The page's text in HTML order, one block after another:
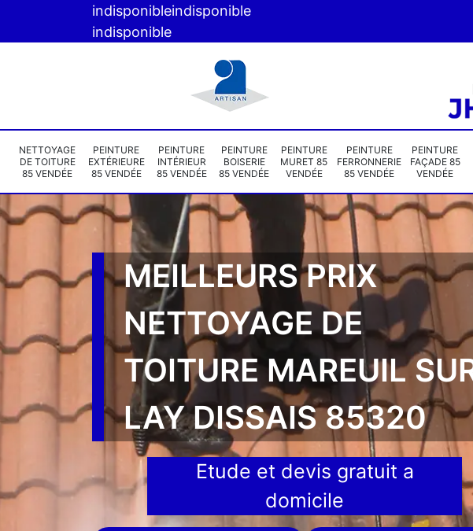
indisponibleindisponible
indisponible
NETTOYAGE
DE TOITURE
85 VENDÉE
PEINTURE
EXTÉRIEURE
85 VENDÉE
PEINTURE
INTÉRIEUR
85 VENDÉE
PEINTURE
BOISERIE
85 VENDÉE
PEINTURE
MURET 85
VENDÉE
PEINTURE
FERRONNERIE
85 VENDÉE
PEINTURE
FAÇADE 85
VENDÉE
MEILLEURS PRIX
NETTOYAGE DE
TOITURE MAREUIL
LAY DISSAIS 85320
Etude et devis gratuit a
domicile